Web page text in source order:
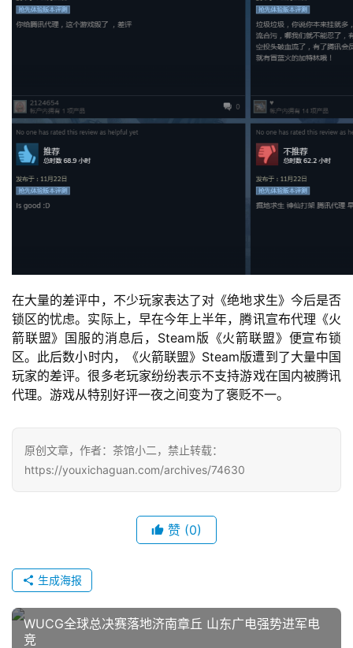
休
2
0
2
5
第
金
茶
奖
7
0
日
对
接
会
在大量的差评中，不少玩家表达了对《绝地求生》今后是否
锁区的忧虑。实际上，早在今年上半年，腾讯宣布代理《火
箭联盟》国服的消息后，Steam版《火箭联盟》便宣布锁
区。此后数小时内，《火箭联盟》Steam版遭到了大量中国
玩家的差评。很多老玩家纷纷表示不支持游戏在国内被腾讯
代理。游戏从特别好评一夜之间变为了褒贬不一。
原创文章，作者：茶馆小二，禁止转载：
https://youxichaguan.com/archives/74630
赞 (0)
生成海报
WUCG全球总决赛落地济南章丘 山东广电强势进军电
竞